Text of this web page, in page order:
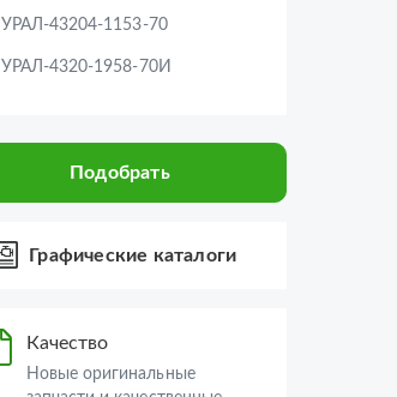
УРАЛ-532361
УРАЛ-43206-41
УРАЛ-4320-1151-59
УРАЛ-63674
запчасти и качественные
аналоги